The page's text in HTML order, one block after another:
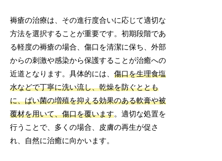
褥瘡の治療は、その進行度合いに応じて適切な
方法を選択することが重要です。初期段階であ
る軽度の褥瘡の場合、傷口を清潔に保ち、外部
からの刺激や感染から保護することが治癒への
近道となります。具体的には、傷口を生理食塩
水などで丁寧に洗い流し、乾燥を防ぐととも
に、ばい菌の増殖を抑える効果のある軟膏や被
覆材を用いて、傷口を覆います。適切な処置を
行うことで、多くの場合、皮膚の再生が促さ
れ、自然に治癒に向かいます。